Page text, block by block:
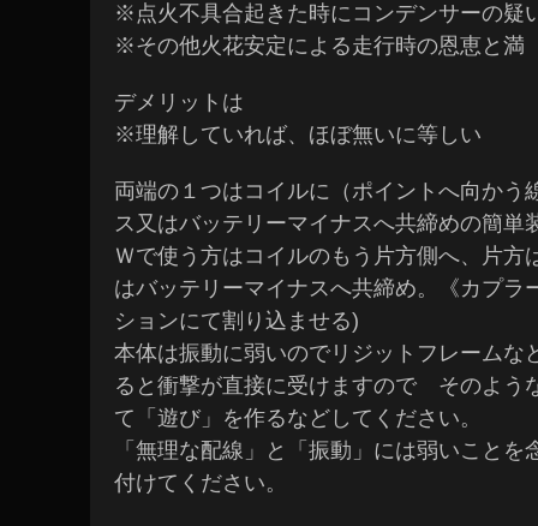
※点火不具合起きた時にコンデンサーの
※その他火花安定による走行時の恩恵と
デメリットは
※理解していれば、ほぼ無いに等しい
両端の１つはコイルに（ポイントへ向かう
ス又はバッテリーマイナスへ共締めの簡単
Ｗで使う方はコイルのもう片方側へ、片方
はバッテリーマイナスへ共締め。《カプラ
ションにて割り込ませる)
本体は振動に弱いのでリジットフレームな
ると衝撃が直接に受けますので そのよう
て「遊び」を作るなどしてください。
「無理な配線」と「振動」には弱いこと
付けてください。